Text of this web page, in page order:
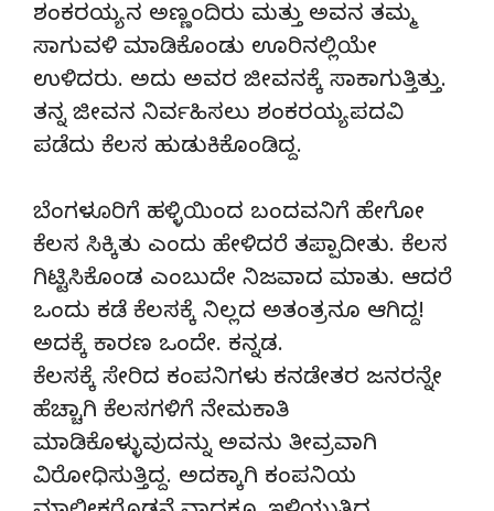
ಶಂಕರಯ್ಯ ನ ಅಣ್ಣಂದಿರು ಮತ್ತು ಅವನ ತಮ್ಮ
ಸಾಗುವಳಿ ಮಾಡಿಕೊಂಡು ಊರಿನಲ್ಲಿಯೇ
ಉಳಿದರು. ಅದು ಅವರ ಜೀವನಕ್ಕೆ ಸಾಕಾಗುತ್ತಿತ್ತು.
ತನ್ನ ಜೀವನ ನಿರ್ವಹಿಸಲು ಶಂಕರಯ್ಯ ಪದವಿ
ಪಡೆದು ಕೆಲಸ ಹುಡುಕಿಕೊಂಡಿದ್ದ.
ಬೆಂಗಳೂರಿಗೆ ಹಳ್ಳಿಯಿಂದ ಬಂದವನಿಗೆ ಹೇಗೋ
ಕೆಲಸ ಸಿಕ್ಕಿತು ಎಂದು ಹೇಳಿದರೆ ತಪ್ಪಾದೀತು. ಕೆಲಸ
ಗಿಟ್ಟಿಸಿಕೊಂಡ ಎಂಬುದೇ ನಿಜವಾದ ಮಾತು. ಆದರೆ
ಒಂದು ಕಡೆ ಕೆಲಸಕ್ಕೆ ನಿಲ್ಲದ ಅತಂತ್ರನೂ ಆಗಿದ್ದ!
ಅದಕ್ಕೆ ಕಾರಣ ಒಂದೇ. ಕನ್ನಡ.
ಕೆಲಸಕ್ಕೆ ಸೇರಿದ ಕಂಪನಿಗಳು ಕನಡೇತರ ಜನರನ್ನೇ
ಹೆಚ್ಚಾಗಿ ಕೆಲಸಗಳಿಗೆ ನೇಮಕಾತಿ
ಮಾಡಿಕೊಳ್ಳುವುದನ್ನು ಅವನು ತೀವ್ರವಾಗಿ
ವಿರೋಧಿಸುತ್ತಿದ್ದ. ಅದಕ್ಕಾಗಿ ಕಂಪನಿಯ